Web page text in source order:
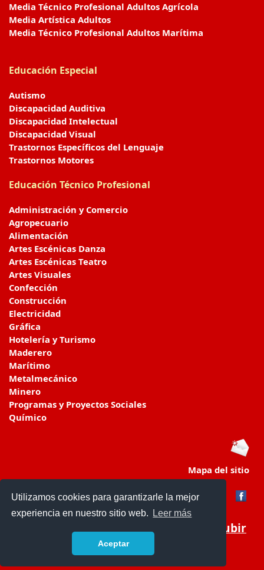
Utilizamos cookies para garantizarle la mejor
experiencia en nuestro sitio web.
Leer más
Aceptar
Media Técnico Profesional Adultos Agrícola
Media Artística Adultos
Media Técnico Profesional Adultos Marítima
Educación Especial
Autismo
Discapacidad Auditiva
Discapacidad Intelectual
Discapacidad Visual
Trastornos Específicos del Lenguaje
Trastornos Motores
Educación Técnico Profesional
Administración y Comercio
Agropecuario
Alimentación
Artes Escénicas Danza
Artes Escénicas Teatro
Artes Visuales
Confección
Construcción
Electricidad
Gráfica
Hotelería y Turismo
Maderero
Marítimo
Metalmecánico
Minero
Programas y Proyectos Sociales
Químico
Mapa del sitio
Subir